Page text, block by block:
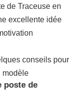
de Traceuse en
excellente idée
conseils pour
modèle
poste de